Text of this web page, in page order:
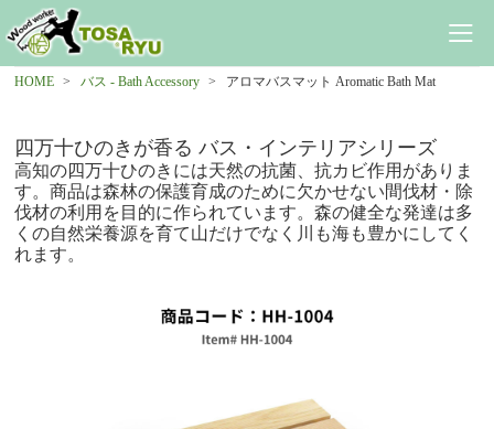
HOME バス - Bath Accessory アロマバスマット Aromatic Bath Mat
四万十ひのきが香る バス・インテリアシリーズ
高知の四万十ひのきには天然の抗菌、抗カビ作用がありま
す。商品は森林の保護育成のために欠かせない間伐材・除
伐材の利用を目的に作られています。森の健全な発達は多
くの自然栄養源を育て山だけでなく川も海も豊かにしてく
れます。